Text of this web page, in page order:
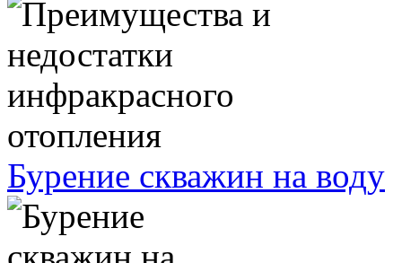
Бурение скважин на воду